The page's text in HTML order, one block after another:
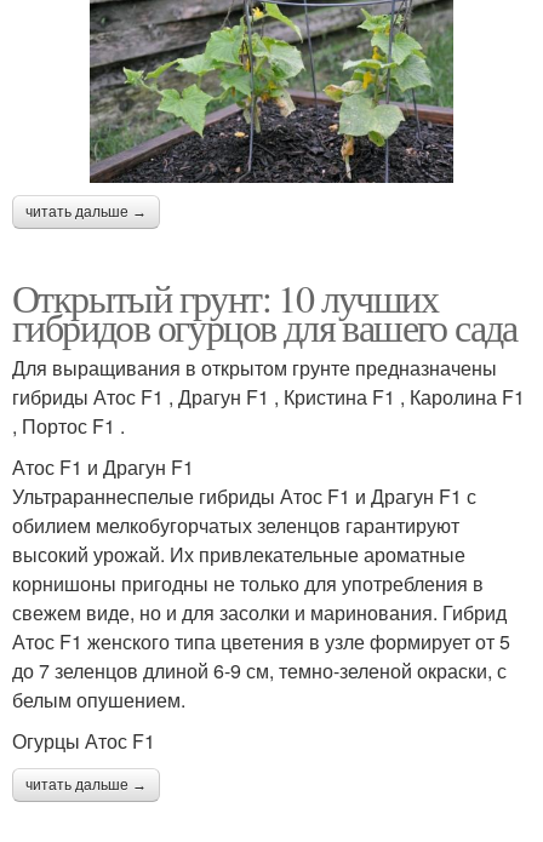
читать дальше →
Открытый грунт: 10 лучших
гибридов огурцов для вашего сада
Для выращивания в открытом грунте предназначены
гибриды Атос F1 , Драгун F1 , Кристина F1 , Каролина F1
, Портос F1 .
Атос F1 и Драгун F1
Ультрараннеспелые гибриды Атос F1 и Драгун F1 с
обилием мелкобугорчатых зеленцов гарантируют
высокий урожай. Их привлекательные ароматные
корнишоны пригодны не только для употребления в
свежем виде, но и для засолки и маринования. Гибрид
Атос F1 женского типа цветения в узле формирует от 5
до 7 зеленцов длиной 6-9 см, темно-зеленой окраски, с
белым опушением.
Огурцы Атос F1
читать дальше →